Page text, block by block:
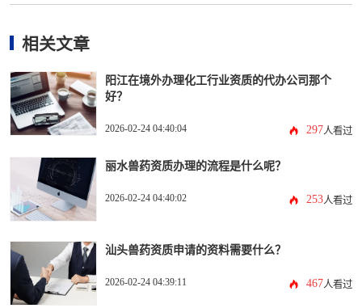
相关文章
阳江在境外办理化工行业资质的代办公司那个
好？
2026-02-24 04:40:04 297人看过
丽水兽药资质办理的流程是什么呢？
2026-02-24 04:40:02 253人看过
汕头兽药资质申请的资料需要什么？
2026-02-24 04:39:11 467人看过